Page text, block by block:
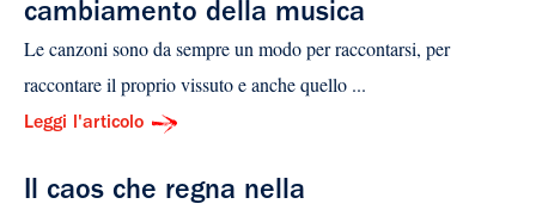
cambiamento della musica
Le canzoni sono da sempre un modo per raccontarsi, per
raccontare il proprio vissuto e anche quello ...
Leggi l'articolo
Il caos che regna nella